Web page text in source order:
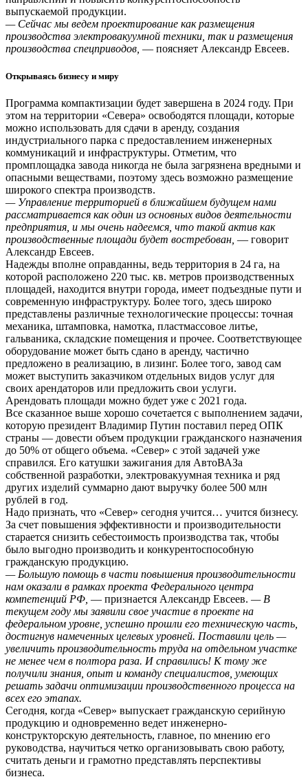
выпускаемой продукции.
— Сейчас мы ведем проектирование как размещения
производства электровакуумной техники, так и размещения
производства спецприводов, — поясняет Александр Евсеев.
Открываясь бизнесу и миру
Программа компактизации будет завершена в 2024 году. При
этом на территории «Севера» освободятся площади, которые
можно использовать для сдачи в аренду, создания
индустриального парка с предоставлением инженерных
коммуникаций и инфраструктуры. Отметим, что
промплощадка завода никогда не была загрязнена вредными и
опасными веществами, поэтому здесь возможно размещение
широкого спектра производств.
— Управление территорией в ближайшем будущем нами
рассматривается как один из основных видов деятельности
предприятия, и мы очень надеемся, что такой актив как
производственные площади будет востребован, — говорит
Александр Евсеев.
Надежды вполне оправданны, ведь территория в 24 га, на
которой расположено 220 тыс. кв. метров производственных
площадей, находится внутри города, имеет подъездные пути и
современную инфраструктуру. Более того, здесь широко
представлены различные технологические процессы: точная
механика, штамповка, намотка, пластмассовое литье,
гальваника, складские помещения и прочее. Соответствующее
оборудование может быть сдано в аренду, частично
предложено в реализацию, в лизинг. Более того, завод сам
может выступить заказчиком отдельных видов услуг для
своих арендаторов или предложить свои услуги.
Арендовать площади можно будет уже с 2021 года.
Все сказанное выше хорошо сочетается с выполнением задачи,
которую президент Владимир Путин поставил перед ОПК
страны — довести объем продукции гражданского назначения
до 50% от общего объема. «Север» с этой задачей уже
справился. Его катушки зажигания для АвтоВАЗа
собственной разработки, электровакуумная техника и ряд
других изделий суммарно дают выручку более 500 млн
рублей в год.
Надо признать, что «Север» сегодня учится… учится бизнесу.
За счет повышения эффективности и производительности
старается снизить себестоимость производства так, чтобы
было выгодно производить и конкурентоспособную
гражданскую продукцию.
— Большую помощь в части повышения производительности
нам оказали в рамках проекта Федерального центра
компетенций РФ, — признается Александр Евсеев. — В
текущем году мы заявили свое участие в проекте на
федеральном уровне, успешно прошли его техническую часть,
достигнув намеченных целевых уровней. Поставили цель —
увеличить производительность труда на отдельном участке
не менее чем в полтора раза. И справились! К тому же
получили знания, опыт и команду специалистов, умеющих
решать задачи оптимизации производственного процесса на
всех его этапах.
Сегодня, когда «Север» выпускает гражданскую серийную
продукцию и одновременно ведет инженерно-
конструкторскую деятельность, главное, по мнению его
руководства, научиться четко организовывать свою работу,
считать деньги и грамотно представлять перспективы
бизнеса.